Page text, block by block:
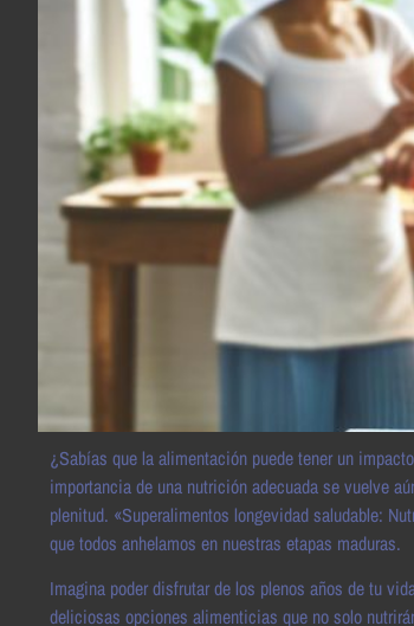
¿Sabías que la alimentación puede tener un
importancia de una nutrición adecuada se vuelve
plenitud. «Superalimentos longevidad saludable:
que todos anhelamos en nuestras etapas maduras.
Imagina poder disfrutar de los plenos años de tu
deliciosas opciones alimenticias que no solo